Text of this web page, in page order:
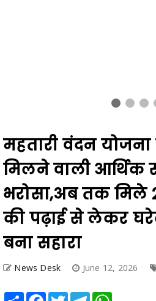
महतारी वंदन योजना
मिलने वाली आर्थिक
भरोसा,अब तक मिले
की पढ़ाई से लेकर
बना सहारा